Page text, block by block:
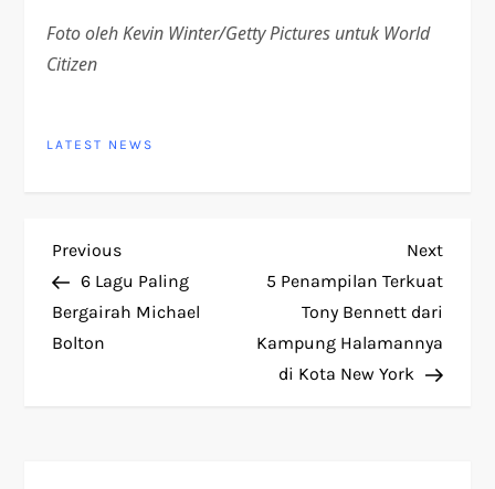
Foto oleh Kevin Winter/Getty Pictures untuk World
Citizen
LATEST NEWS
P
o
s
Previous
Post
Previous
6 Lagu Paling
Bergairah Michael
Bolton
Next
Post
Next
5 Penampilan Terkuat
Tony Bennett dari
Kampung Halamannya
di Kota New York